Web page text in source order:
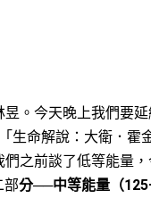
昱。今天晚上我們要
生命解說：大衛．霍
們之前談了低等能量
部分──中等能量（